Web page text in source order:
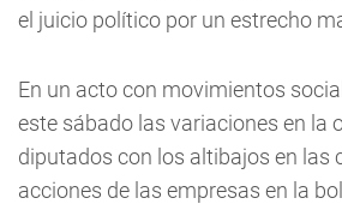
el juicio político por un estrecho
En un acto con movimientos
este sábado las variaciones en la
diputados con los altibajos en las
acciones de las empresas en la